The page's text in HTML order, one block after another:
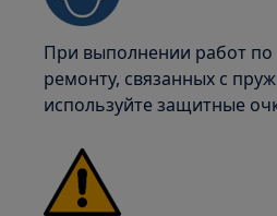
При выполнении работ
ремонту, связанных с
используйте защитные